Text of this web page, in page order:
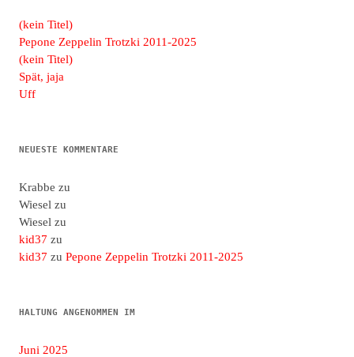
(kein Titel)
Pepone Zeppelin Trotzki 2011-2025
(kein Titel)
Spät, jaja
Uff
NEUESTE KOMMENTARE
Krabbe zu
Wiesel zu
Wiesel zu
kid37 zu
kid37 zu Pepone Zeppelin Trotzki 2011-2025
HALTUNG ANGENOMMEN IM
Juni 2025